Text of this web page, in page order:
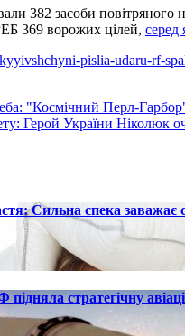
382 засоби
369 ворожих цілей, серед
pislia-udaru-rf-
"Космічний Перл-
Герой України
Сильна спека
стратегічну